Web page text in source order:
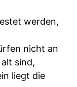
werden,
nicht an
sind,
liegt die